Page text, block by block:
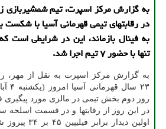
در رقابتهای تیمی قهرمانی آسیا با
به فینال بازماند، این در شرایطی است
تنها با حضور ۷ تیم اجرا شد.
به گزارش مرکز اسپرت به نقل از مهر،
۲۳
روز دوم بخش تیمی در مالزی مورد پیگیری
در این روز از رقابتها و در قسمت اسلحه
اولین دیدار برابر فیلیپین ۴۵ بر ۳۴ پیروز شد اما در